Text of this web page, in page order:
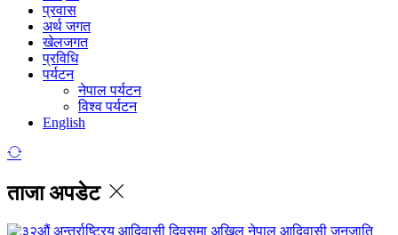
प्रवास
अर्थ जगत
खेलजगत
प्रविधि
पर्यटन
नेपाल पर्यटन
विश्व पर्यटन
English
ताजा अपडेट